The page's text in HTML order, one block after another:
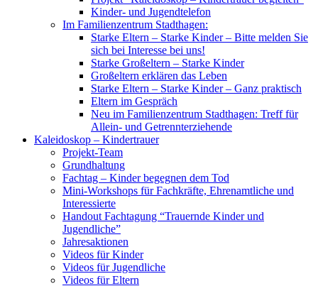
Kinder- und Jugendtelefon
Im Familienzentrum Stadthagen:
Starke Eltern – Starke Kinder – Bitte melden Sie
sich bei Interesse bei uns!
Starke Großeltern – Starke Kinder
Großeltern erklären das Leben
Starke Eltern – Starke Kinder – Ganz praktisch
Eltern im Gespräch
Neu im Familienzentrum Stadthagen: Treff für
Allein- und Getrennterziehende
Kaleidoskop – Kindertrauer
Projekt-Team
Grundhaltung
Fachtag – Kinder begegnen dem Tod
Mini-Workshops für Fachkräfte, Ehrenamtliche und
Interessierte
Handout Fachtagung “Trauernde Kinder und
Jugendliche”
Jahresaktionen
Videos für Kinder
Videos für Jugendliche
Videos für Eltern